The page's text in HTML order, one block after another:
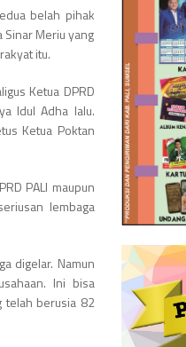
belah pihak
Meriu yang
itu.
Ketua DPRD
Idul Adha lalu.
Ketua Poktan
PALI maupun
lembaga
digelar. Namun
Ini bisa
telah berusia 82